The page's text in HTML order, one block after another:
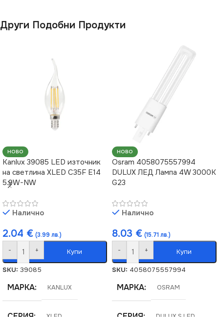
Други Подобни Продукти
НОВО
Kanlux 39085 LED източник
на светлина XLED C35F E14
5.9W-NW
Налично
2.04 € (3.99 лв.)
- + Купи
SKU: 39085
МАРКА KANLUX
СЕРИЯ XLED
НОВО
Osram 4058075557994
DULUX ЛЕД Лампа 4W 3000K
G23
Налично
8.03 € (15.71 лв.)
- + Купи
SKU: 4058075557994
МАРКА OSRAM
СЕРИЯ DULUX S LED